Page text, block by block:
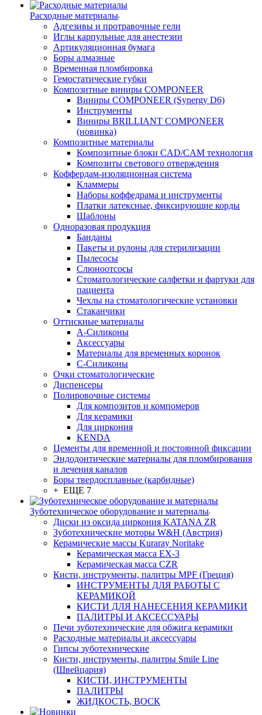
Расходные материалы
Адгезивы и протравочные гели
Иглы карпульные для анестезии
Артикуляционная бумага
Боры алмазные
Временная пломбировка
Гемостатические губки
Композитные виниры COMPONEER
Виниры COMPONEER (Synergy D6)
Инструменты
Виниры BRILLIANT COMPONEER
(новинка)
Композитные материалы
Композитные блоки CAD/СAM технология
Композиты светового отверждения
Коффердам-изоляционная система
Кламмеры
Наборы коффедрама и инструменты
Платки латексные, фиксирующие корды
Шаблоны
Одноразовая продукция
Банданы
Пакеты и рулоны для стерилизации
Пылесосы
Слюноотсосы
Стоматологические салфетки и фартуки для
пациента
Чехлы на стоматологические установки
Стаканчики
Оттискные материалы
А-Силиконы
Аксессуары
Материалы для временных коронок
С-Силиконы
Очки стоматологические
Диспенсеры
Полировочные системы
Для композитов и компомеров
Для керамики
Для циркония
KENDA
Цементы для временной и постоянной фиксации
Эндодонтические материалы для пломбирования
и лечения каналов
Боры твердосплавные (карбидные)
+ ЕЩЕ 7
Зуботехническое оборудование и материалы
Диски из оксида циркония KATANA ZR
Зуботехнические моторы W&H (Австрия)
Керамические массы Kuraray Noritake
Керамическая масса EX-3
Керамическая масса CZR
Кисти, инструменты, палитры MPF (Греция)
ИНСТРУМЕНТЫ ДЛЯ РАБОТЫ С
КЕРАМИКОЙ
КИСТИ ДЛЯ НАНЕСЕНИЯ КЕРАМИКИ
ПАЛИТРЫ И АКСЕССУАРЫ
Печи зуботехнические для обжига керамики
Расходные материалы и аксессуары
Гипсы зуботехнические
Кисти, инструменты, палитры Smile Line
(Швейцария)
КИСТИ, ИНСТРУМЕНТЫ
ПАЛИТРЫ
ЖИДКОСТЬ, ВОСК